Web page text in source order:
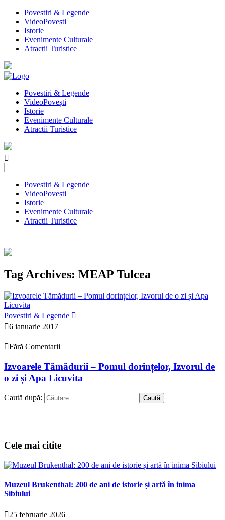
Povestiri & Legende
VideoPovești
Istorie
Evenimente Culturale
Atractii Turistice
Povestiri & Legende
VideoPovești
Istorie
Evenimente Culturale
Atractii Turistice
Povestiri & Legende
VideoPovești
Istorie
Evenimente Culturale
Atractii Turistice
Tag Archives: MEAP Tulcea
Povestiri & Legende
6 ianuarie 2017
|
Fără Comentarii
Izvoarele Tămădurii – Pomul dorințelor, Izvorul de
o zi și Apa Licuvita
Caută după:
Cele mai citite
Muzeul Brukenthal: 200 de ani de istorie și artă în inima
Sibiului
25 februarie 2026